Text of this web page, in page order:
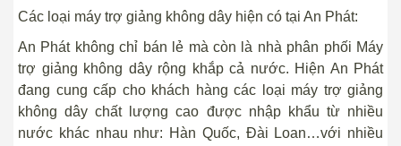
Các loại máy trợ giảng không dây hiện có tại An Phát:
An Phát không chỉ bán lẻ mà còn là nhà phân phối Máy
trợ giảng không dây rộng khắp cả nước. Hiện An Phát
đang cung cấp cho khách hàng các loại máy trợ giảng
không dây chất lượng cao được nhập khẩu từ nhiều
nước khác nhau như: Hàn Quốc, Đài Loan…với nhiều